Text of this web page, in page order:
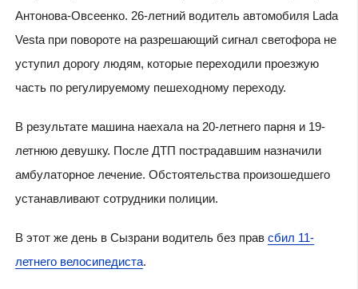
Антонова-Овсеенко. 26-летний водитель автомобиля Lada
Vesta при повороте на разрешающий сигнал светофора не
уступил дорогу людям, которые переходили проезжую
часть по регулируемому пешеходному переходу.
В результате машина наехала на 20-летнего парня и 19-
летнюю девушку. После ДТП пострадавшим назначили
амбулаторное лечение. Обстоятельства произошедшего
устанавливают сотрудники полиции.
В этот же день в Сызрани водитель без прав сбил 11-
летнего велосипедиста.